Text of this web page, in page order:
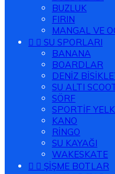
BUZLUK
FIRIN
MANGAL VE
  SU SPORLARI
BANANA
BOARDLAR
DENİZ
SU ALTI
SÖRF
SPORTİF
KANO
RİNGO
SU KAYAĞI
WAKESKATE
  ŞİŞME BOTLAR